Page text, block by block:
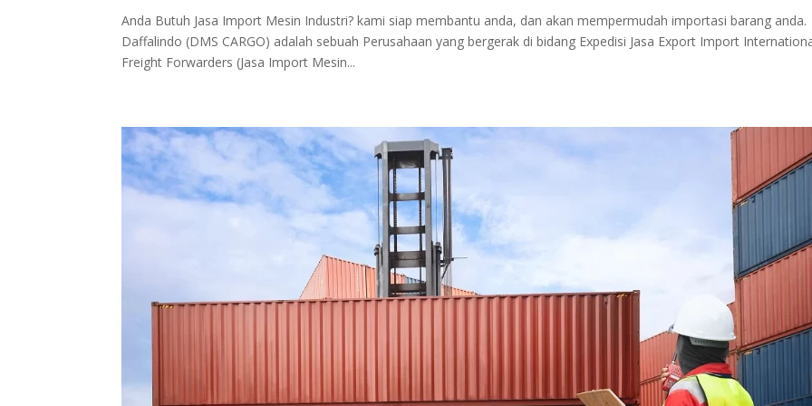
Anda Butuh Jasa Import Mesin Industri? kami siap membantu anda, dan akan mempermudah importasi barang anda.
Daffalindo (DMS CARGO) adalah sebuah Perusahaan yang bergerak di bidang Expedisi Jasa Export Import
Freight Forwarders (Jasa Import Mesin...